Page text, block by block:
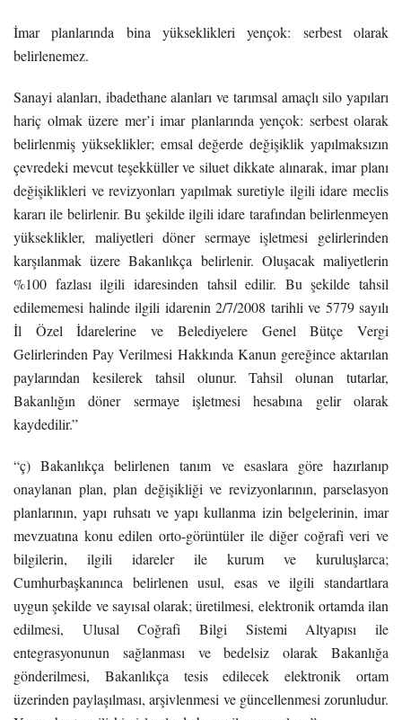
İmar planlarında bina yükseklikleri yençok: serbest olarak
belirlenemez.
Sanayi alanları, ibadethane alanları ve tarımsal amaçlı silo yapıları
hariç olmak üzere mer’i imar planlarında yençok: serbest olarak
belirlenmiş yükseklikler; emsal değerde değişiklik yapılmaksızın
çevredeki mevcut teşekküller ve siluet dikkate alınarak, imar planı
değişiklikleri ve revizyonları yapılmak suretiyle ilgili idare meclis
kararı ile belirlenir. Bu şekilde ilgili idare tarafından belirlenmeyen
yükseklikler, maliyetleri döner sermaye işletmesi gelirlerinden
karşılanmak üzere Bakanlıkça belirlenir. Oluşacak maliyetlerin
%100 fazlası ilgili idaresinden tahsil edilir. Bu şekilde tahsil
edilememesi halinde ilgili idarenin 2/7/2008 tarihli ve 5779 sayılı
İl Özel İdarelerine ve Belediyelere Genel Bütçe Vergi
Gelirlerinden Pay Verilmesi Hakkında Kanun gereğince aktarılan
paylarından kesilerek tahsil olunur. Tahsil olunan tutarlar,
Bakanlığın döner sermaye işletmesi hesabına gelir olarak
kaydedilir.”
“ç) Bakanlıkça belirlenen tanım ve esaslara göre hazırlanıp
onaylanan plan, plan değişikliği ve revizyonlarının, parselasyon
planlarının, yapı ruhsatı ve yapı kullanma izin belgelerinin, imar
mevzuatına konu edilen orto-görüntüler ile diğer coğrafi veri ve
bilgilerin, ilgili idareler ile kurum ve kuruluşlarca;
Cumhurbaşkanınca belirlenen usul, esas ve ilgili standartlara
uygun şekilde ve sayısal olarak; üretilmesi, elektronik ortamda ilan
edilmesi, Ulusal Coğrafi Bilgi Sistemi Altyapısı ile
entegrasyonunun sağlanması ve bedelsiz olarak Bakanlığa
gönderilmesi, Bakanlıkça tesis edilecek elektronik ortam
üzerinden paylaşılması, arşivlenmesi ve güncellenmesi zorunludur.